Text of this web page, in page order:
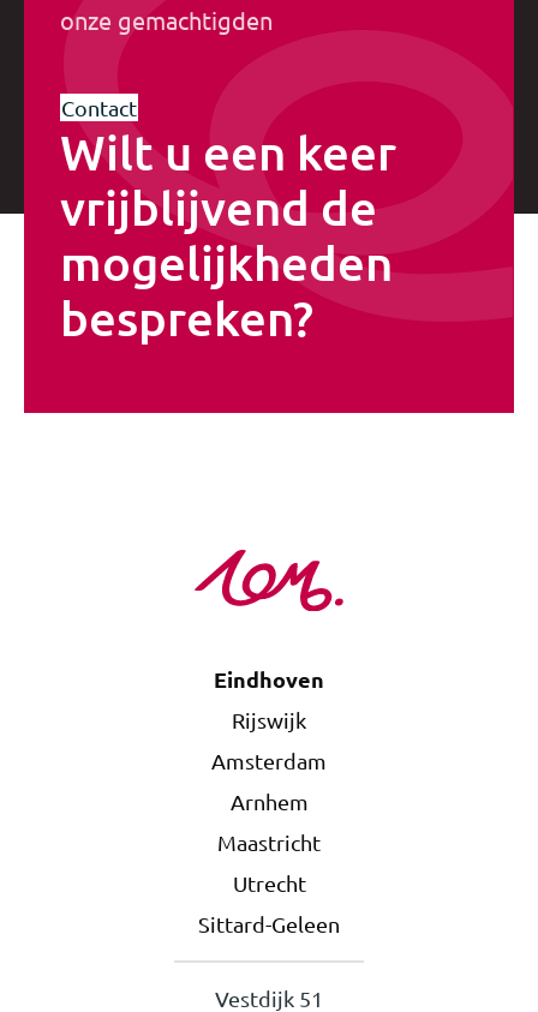
onze gemachtigden
Contact
Wilt u een keer
vrijblijvend de
mogelijkheden
bespreken?
Eindhoven
Rijswijk
Amsterdam
Arnhem
Maastricht
Utrecht
Sittard-Geleen
Vestdijk 51